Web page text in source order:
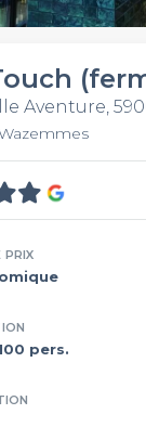
Aventure,
PRIX
pers.